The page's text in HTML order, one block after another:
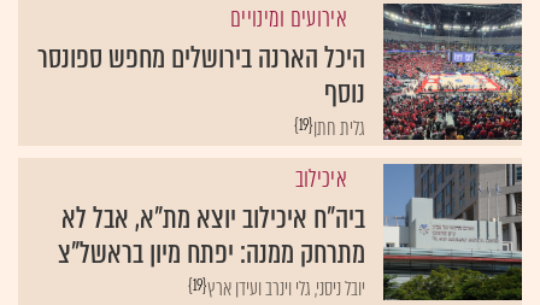
אירועים ומינויים
היכל הארנה בירושלים מחפש ספונסר
נוסף
{19}גלית חתן
איכילוב
ביה"ח איכילוב יוצא מת"א, אבל לא
מתרחק ממנה: יפתח מיון בראשל"צ
{19}יובל ניסני, גלי וינרב ועידן ארץ